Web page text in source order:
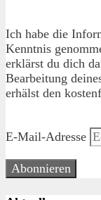
Ich habe die
Kenntnis
erklärst du dich
Bearbeitung
erhälst den
E-Mail-Adresse
Abonnieren